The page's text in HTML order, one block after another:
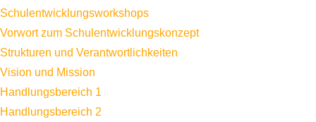
Schulentwicklungsworkshops
Vorwort zum Schulentwicklungskonzept
Strukturen und Verantwortlichkeiten
Vision und Mission
Handlungsbereich 1
Handlungsbereich 2